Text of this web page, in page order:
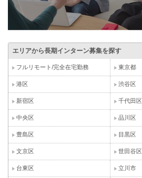
エリアから長期インターン募集を探す
フルリモート/完全在宅勤務 東京都
港区 渋谷区
新宿区 千代田区
中央区 品川区
豊島区 目黒区
文京区 世田谷区
台東区 立川市